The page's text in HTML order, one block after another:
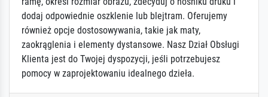
dodaj odpowiednie oszklenie lub blejtram. Oferujemy
również opcje dostosowywania, takie jak maty,
zaokrąglenia i elementy dystansowe. Nasz Dział Obsługi
Klienta jest do Twojej dyspozycji, jeśli potrzebujesz
pomocy w zaprojektowaniu idealnego dzieła.